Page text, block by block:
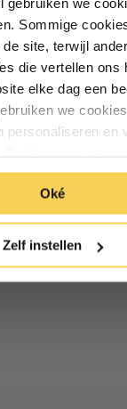
Sommige
site, terwijl
die vertellen ons
elke dag een
we
personaliseren en
om alle cookies te
als je niet
Oké
Zelf instellen
korting
en ontvang
Zakelijk
Inschrijven
vanaf €75